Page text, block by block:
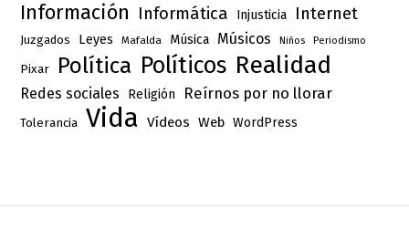
Información Informática Injusticia Internet
Juzgados Leyes Mafalda Música Músicos Niños Periodismo
Pixar Política Políticos Realidad
Redes sociales Religión Reírnos por no llorar
Tolerancia Vida Vídeos Web WordPress